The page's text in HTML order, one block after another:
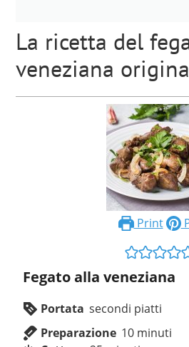
La ricetta del
veneziana
Print
Fegato alla veneziana
Portata secondi piatti
Preparazione 10 minuti